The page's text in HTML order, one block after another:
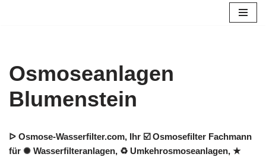
Osmoseanlagen
Blumenstein
ᐅ Osmose-Wasserfilter.com, Ihr ☑️ Osmosefilter Fachmann
für ✺ Wasserfilteranlagen, ♻ Umkehrosmoseanlagen, ★